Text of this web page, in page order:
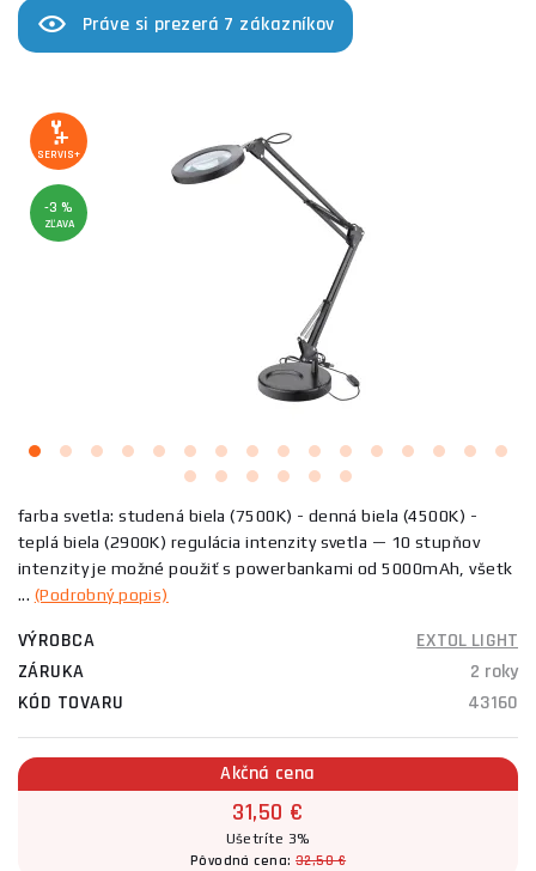
Práve si prezerá 7 zákazníkov
SERVIS+
-3 %
ZĽAVA
farba svetla: studená biela (7500K) - denná biela (4500K) -
teplá biela (2900K) regulácia intenzity svetla — 10 stupňov
intenzity je možné použiť s powerbankami od 5000mAh, všetk
... (Podrobný popis)
VÝROBCA
EXTOL LIGHT
ZÁRUKA
2 roky
KÓD TOVARU
43160
Akčná cena
31,50 €
Ušetríte 3%
Pôvodná cena:32,50 €